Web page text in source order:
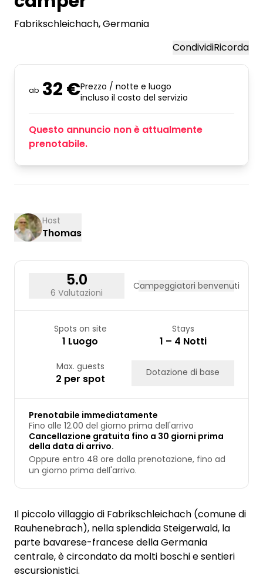
Fabrikschleichach, Germania
CondividiRicorda
ab 32 €Prezzo / notte e luogo
incluso il costo del servizio
Questo annuncio non è attualmente
prenotabile.
Host
Thomas
5.0
6 Valutazioni
Campeggiatori benvenuti
Spots on site
1 Luogo
Stays
1 – 4 Notti
Max. guests
2 per spot Dotazione di base
Prenotabile immediatamente
Fino alle 12.00 del giorno prima dell'arrivo
Cancellazione gratuita fino a 30 giorni prima
della data di arrivo.
Oppure entro 48 ore dalla prenotazione, fino ad
un giorno prima dell'arrivo.
Il piccolo villaggio di Fabrikschleichach (comune di
Rauhenebrach), nella splendida Steigerwald, la
parte bavarese-francese della Germania
centrale, è circondato da molti boschi e sentieri
escursionistici.